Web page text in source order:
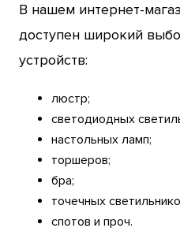
В нашем интернет-
доступен широкий
устройств:
люстр;
светодиодных
настольных ламп;
торшеров;
бра;
точечных
спотов и проч.